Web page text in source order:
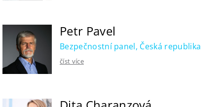
Petr Pavel
Bezpečnostní panel, Česká republika
číst více